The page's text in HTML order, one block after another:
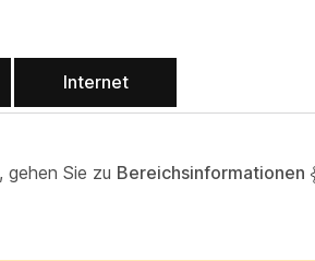
Internet
Sie zu Bereichsinformationen